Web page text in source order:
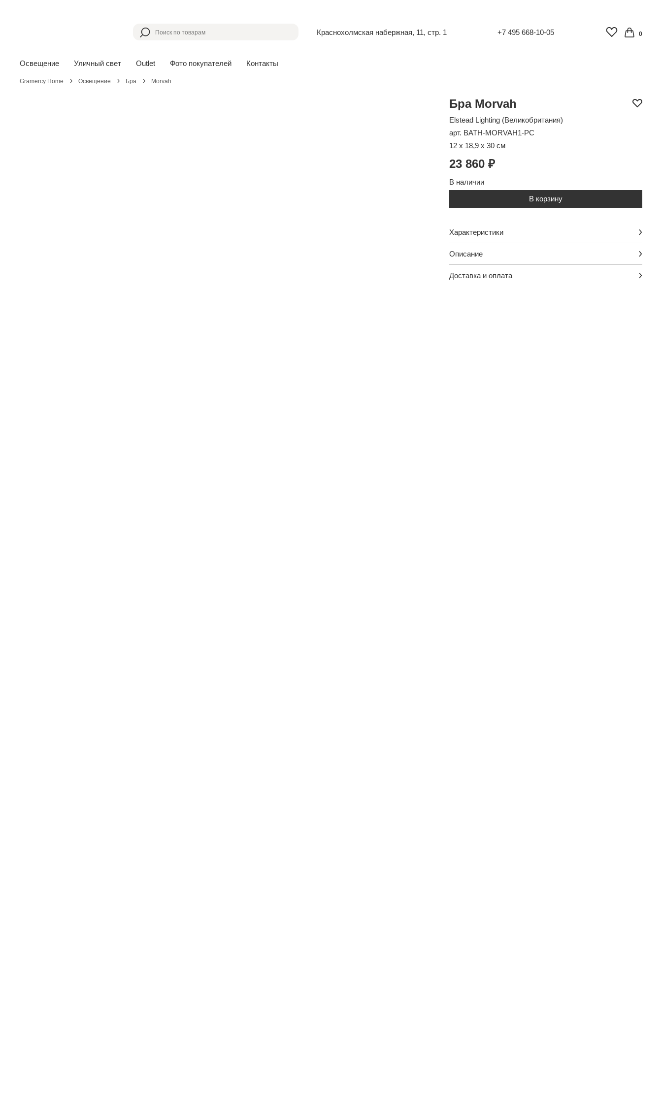
Краснохолмская набержная, 11, стр. 1 +7 495 668-10-05 0
Освещение Уличный свет Outlet Фото покупателей Контакты
Gramercy Home Освещение Бра Morvah
Бра Morvah
Elstead Lighting (Великобритания)
арт. BATH-MORVAH1-PC
12 x 18,9 x 30 см
23 860 ₽
В наличии
В корзину
Характеристики
Описание
Доставка и оплата